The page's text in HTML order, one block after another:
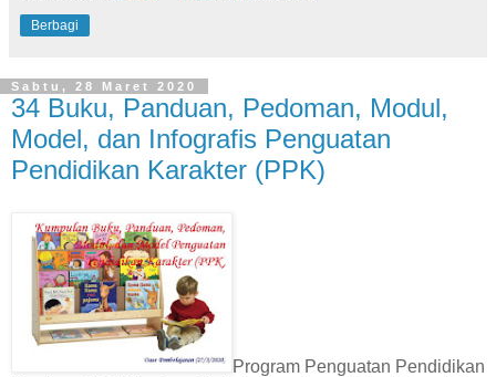
Berbagi
Sabtu, 28 Maret 2020
34 Buku, Panduan, Pedoman, Modul,
Model, dan Infografis Penguatan
Pendidikan Karakter (PPK)
Program Penguatan Pendidikan